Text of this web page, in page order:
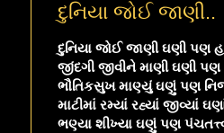
દુનિયા જોઈ જાણી..
દુનિયા જોઈ જાણી ઘણી પણ
જીંદગી જીવીને માણી ઘણી પણ
ભૌતિકસુખ માણ્યું ઘણું પણ
માટીમાં રમ્યાં રહ્યાં જીવ્યાં
ભણ્યા શીખ્યા ઘણું પણ